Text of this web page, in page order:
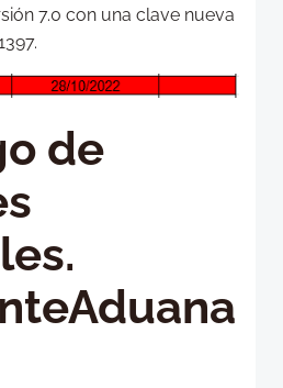
7.0 con una clave nueva
de